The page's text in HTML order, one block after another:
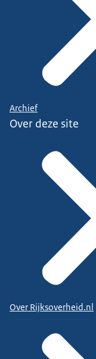
Archief
Over deze site
Over Rijksoverheid.nl